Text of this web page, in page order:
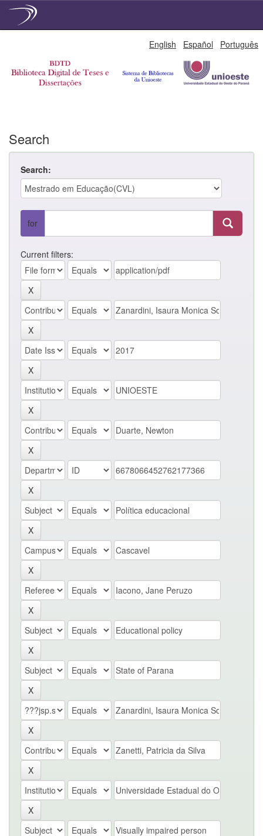
English Español Português
Search
Search:
for
Current filters: